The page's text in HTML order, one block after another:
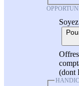
(dont